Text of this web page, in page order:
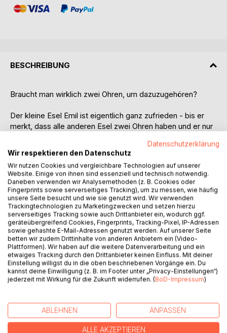
BESCHREIBUNG
Braucht man wirklich zwei Ohren, um dazuzugehören?
Der kleine Esel Emil ist eigentlich ganz zufrieden - bis er
merkt, dass alle anderen Esel zwei Ohren haben und er nur
zweites Ohr zu suchen. Er fragt die Schildkröte, den
Pinguin und viele andere Tiere, doch kein Ohr will so richtig
passen.
Erst als er den fröhlichen Hasen Hoppel trifft, passiert
etwas Magisches: Hoppel teilt sein Ohr einfach mit ihm!
Gemeinsam erleben die beiden unzertrennlichen Freunde
große Abenteuer im Sturm, helfen den kleinsten Ameisen
und erfahren von der weisen Eule ein Geheimnis, das man
nur mit dem Herzen hören kann...
Ein herzerwärmendes Vorlesebuch für kleine und große
Helden ab 3 Jahren.
Zum Vorlesen ab 3 Jahren/Für Erstleser ab 6 Jahren
Datenschutzerklärung
Wir respektieren den Datenschutz
Wir nutzen Cookies und vergleichbare Technologien auf unserer
Website. Einige von ihnen sind essenziell und technisch notwendig.
Daneben verwenden wir Analysemethoden (z. B. Cookies oder
Fingerprints sowie serverseitiges Tracking), um zu messen, wie häufig
unsere Seite besucht und wie sie genutzt wird. Wir verwenden
Trackingtechnologien zu Marketingzwecken und setzen hierzu
serverseitiges Tracking sowie auch Drittanbieter ein, wodurch ggf.
geräteübergreifend Cookies, Fingerprints, Tracking-Pixel, IP-Adressen
sowie gehashte E-Mail-Adressen genutzt werden. Auf unserer Seite
betten wir zudem Drittinhalte von anderen Anbietern ein (Video-
Plattformen). Wir haben auf die weitere Datenverarbeitung und ein
etwaiges Tracking durch den Drittanbieter keinen Einfluss. Mit deiner
Einstellung willigst du in die oben beschriebenen Vorgänge ein. Du
kannst deine Einwilligung (z. B. im Footer unter „Privacy-Einstellungen“)
jederzeit mit Wirkung für die Zukunft widerrufen. (BoD-Impressum)
ABLEHNEN ANPASSEN
ALLE AKZEPTIEREN